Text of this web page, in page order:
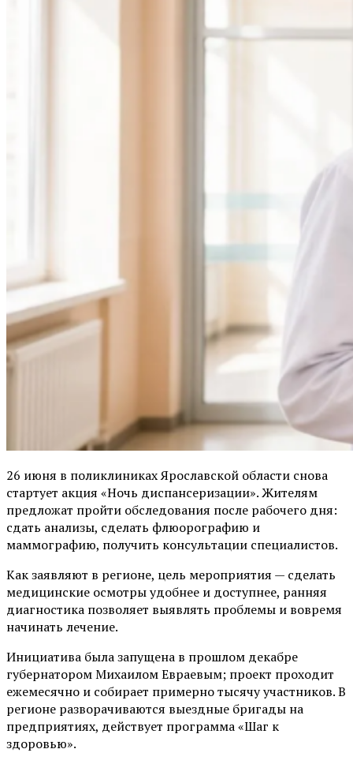
26 июня в поликлиниках Ярославской области снова
стартует акция «Ночь диспансеризации». Жителям
предложат пройти обследования после рабочего дня:
сдать анализы, сделать флюорографию и
маммографию, получить консультации специалистов.
Как заявляют в регионе, цель мероприятия — сделать
медицинские осмотры удобнее и доступнее, ранняя
диагностика позволяет выявлять проблемы и вовремя
начинать лечение.
Инициатива была запущена в прошлом декабре
губернатором Михаилом Евраевым; проект проходит
ежемесячно и собирает примерно тысячу участников. В
регионе разворачиваются выездные бригады на
предприятиях, действует программа «Шаг к
здоровью».